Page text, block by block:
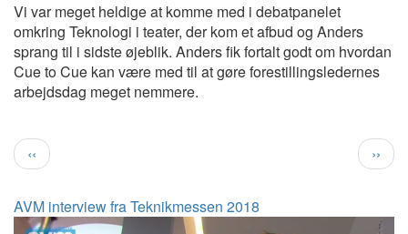
Vi var meget heldige at komme med i debatpanelet
omkring Teknologi i teater, der kom et afbud og Anders
sprang til i sidste øjeblik. Anders fik fortalt godt om hvordan
Cue to Cue kan være med til at gøre forestillingsledernes
arbejdsdag meget nemmere.
Previous
page
‹‹
Next
page
››
AVM interview fra Teknikmessen 2018